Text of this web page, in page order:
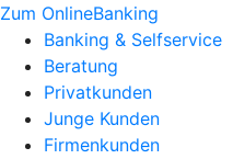
Zum OnlineBanking
Banking & Selfservice
Beratung
Privatkunden
Junge Kunden
Firmenkunden